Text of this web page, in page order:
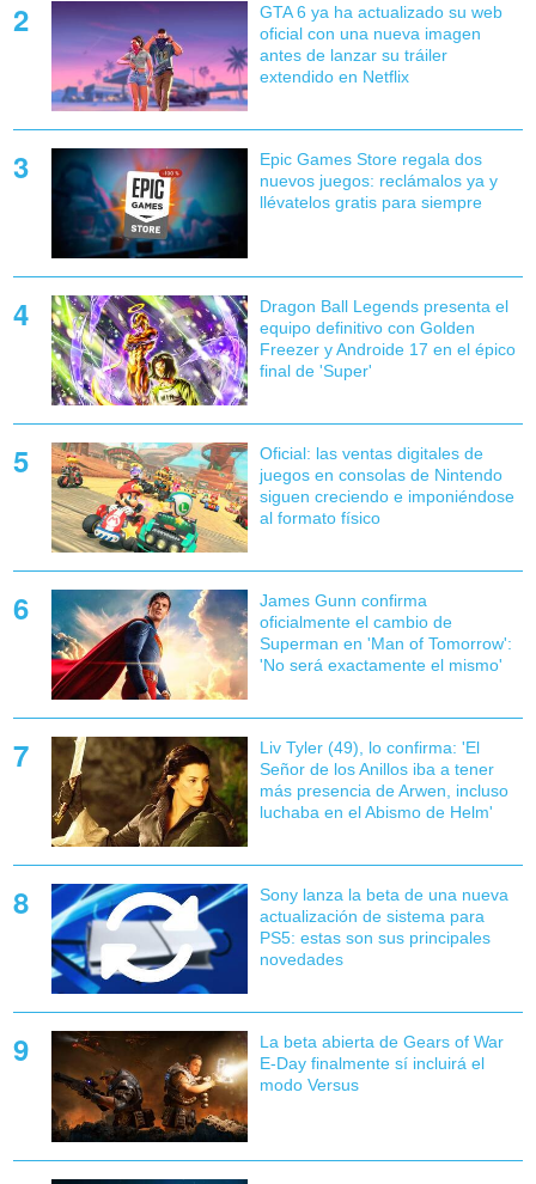
GTA 6 ya ha actualizado su web
oficial con una nueva imagen
antes de lanzar su tráiler
extendido en Netflix
Epic Games Store regala dos
nuevos juegos: reclámalos ya y
llévatelos gratis para siempre
Dragon Ball Legends presenta el
equipo definitivo con Golden
Freezer y Androide 17 en el épico
final de 'Super'
Oficial: las ventas digitales de
juegos en consolas de Nintendo
siguen creciendo e imponiéndose
al formato físico
James Gunn confirma
oficialmente el cambio de
Superman en 'Man of Tomorrow':
'No será exactamente el mismo'
Liv Tyler (49), lo confirma: 'El
Señor de los Anillos iba a tener
más presencia de Arwen, incluso
luchaba en el Abismo de Helm'
Sony lanza la beta de una nueva
actualización de sistema para
PS5: estas son sus principales
novedades
La beta abierta de Gears of War
E-Day finalmente sí incluirá el
modo Versus